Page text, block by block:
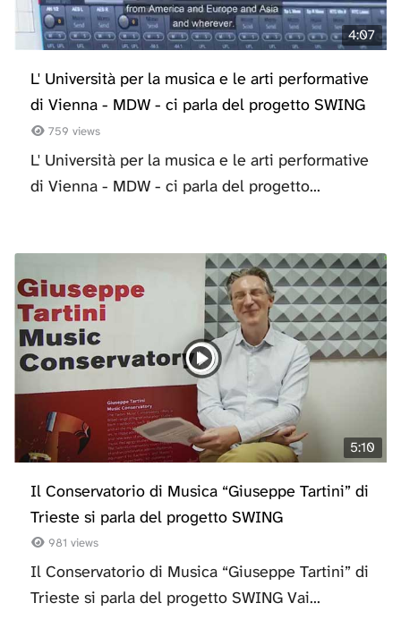
4:07
L' Università per la musica e le arti performative
di Vienna - MDW - ci parla del progetto SWING
759 views
L' Università per la musica e le arti performative
di Vienna - MDW - ci parla del progetto...
5:10
Il Conservatorio di Musica “Giuseppe Tartini” di
Trieste si parla del progetto SWING
981 views
Il Conservatorio di Musica “Giuseppe Tartini” di
Trieste si parla del progetto SWING Vai...